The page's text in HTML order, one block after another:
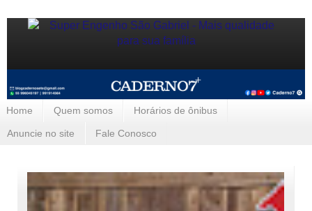
Home Quem somos Horários de ônibus
Anuncie no site Fale Conosco